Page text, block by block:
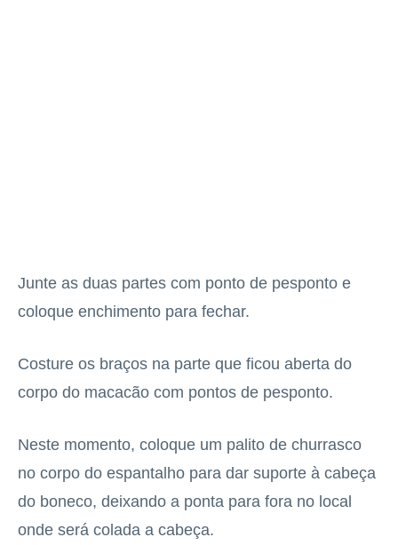
Junte as duas partes com ponto de pesponto e
coloque enchimento para fechar.
Costure os braços na parte que ficou aberta do
corpo do macacão com pontos de pesponto.
Neste momento, coloque um palito de churrasco
no corpo do espantalho para dar suporte à cabeça
do boneco, deixando a ponta para fora no local
onde será colada a cabeça.